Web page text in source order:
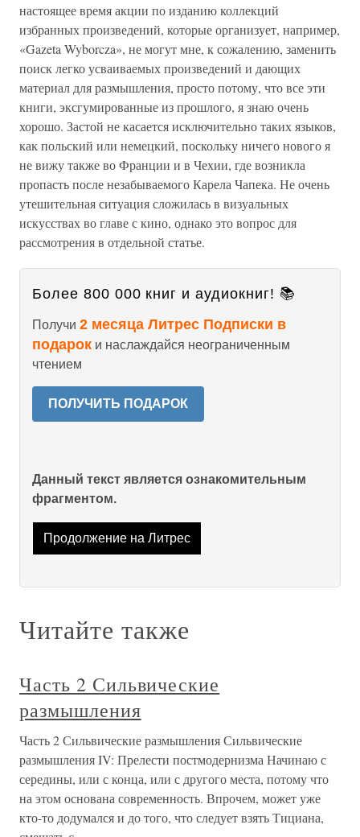
настоящее время акции по изданию коллекций
избранных произведений, которые организует, например,
«Gazeta Wyborcza», не могут мне, к сожалению, заменить
поиск легко усваиваемых произведений и дающих
материал для размышления, просто потому, что все эти
книги, эксгумированные из прошлого, я знаю очень
хорошо. Застой не касается исключительно таких языков,
как польский или немецкий, поскольку ничего нового я
не вижу также во Франции и в Чехии, где возникла
пропасть после незабываемого Карела Чапека. Не очень
утешительная ситуация сложилась в визуальных
искусствах во главе с кино, однако это вопрос для
рассмотрения в отдельной статье.
Более 800 000 книг и аудиокниг! 📚
Получи 2 месяца Литрес Подписки в
подарок и наслаждайся неограниченным
чтением
ПОЛУЧИТЬ ПОДАРОК
Данный текст является ознакомительным
фрагментом.
Продолжение на Литрес
Читайте также
Часть 2 Сильвические
размышления
Часть 2 Сильвические размышления Сильвические
размышления IV: Прелести постмодернизма Начинаю с
середины, или с конца, или с другого места, потому что
на этом основана современность. Впрочем, может уже
кто-то додумался и до того, что следует взять Тициана,